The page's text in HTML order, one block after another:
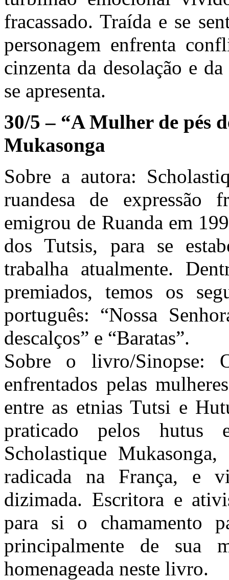
fracassado. Traída e se
personagem enfrenta
cinzenta da desolação e
se apresenta.
30/5 – “A Mulher de pés
Mukasonga
Sobre a autora:
ruandesa de expressão
emigrou de Ruanda em
dos Tutsis, para se
trabalha atualmente.
premiados, temos os
português: “Nossa
descalços” e “Baratas”.
Sobre o livro/Sinopse:
enfrentados pelas
entre as etnias Tutsi e
praticado pelos hutus
Scholastique
radicada na França, e
dizimada. Escritora e
para si o chamamento
principalmente de sua
homenageada neste livro.